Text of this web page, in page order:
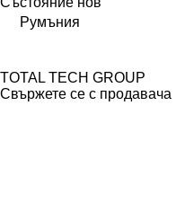
Румъния
TOTAL TECH GROUP
Свържете се с продавача